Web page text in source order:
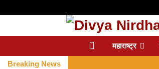
महाराष्ट्र
Breaking News